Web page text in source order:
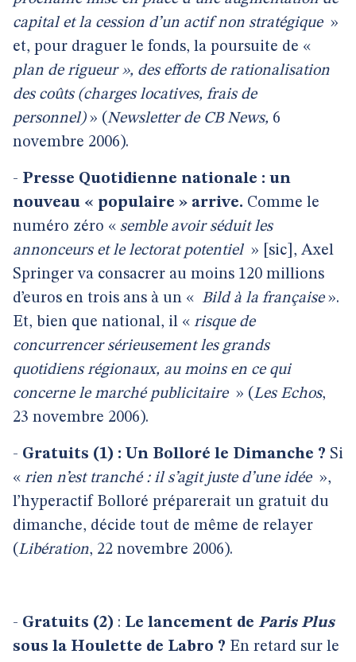
capital et la cession d’un actif non stratégique »
et, pour draguer le fonds, la poursuite de «
plan de rigueur », des efforts de rationalisation
des coûts (charges locatives, frais de
personnel)» (Newsletter de CB News, 6
novembre 2006).
- Presse Quotidienne nationale : un
nouveau « populaire » arrive. Comme le
numéro zéro « semble avoir séduit les
annonceurs et le lectorat potentiel » [sic], Axel
Springer va consacrer au moins 120 millions
d’euros en trois ans à un « Bild à la française».
Et, bien que national, il « risque de
concurrencer sérieusement les grands
quotidiens régionaux, au moins en ce qui
concerne le marché publicitaire » (Les Echos,
23 novembre 2006).
- Gratuits (1) : Un Bolloré le Dimanche ? Si
« rien n’est tranché : il s’agit juste d’une idée »,
l’hyperactif Bolloré préparerait un gratuit du
dimanche, décide tout de même de relayer
(Libération, 22 novembre 2006).
- Gratuits (2) : Le lancement de Paris Plus
sous la Houlette de Labro ? En retard sur le